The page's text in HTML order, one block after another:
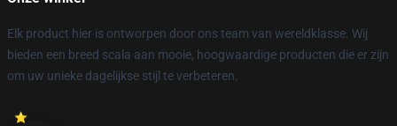
Elk product hier is ontworpen door ons team van wereldklasse. Wij
bieden een breed scala aan mooie, hoogwaardige producten die er zijn
om uw unieke dagelijkse stijl te verbeteren.